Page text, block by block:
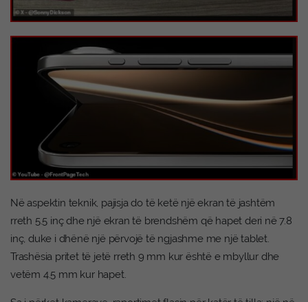
Në aspektin teknik, pajisja do të ketë një ekran të jashtëm
rreth 5.5 inç dhe një ekran të brendshëm që hapet deri në 7.8
inç, duke i dhënë një përvojë të ngjashme me një tablet.
Trashësia pritet të jetë rreth 9 mm kur është e mbyllur dhe
vetëm 4.5 mm kur hapet.